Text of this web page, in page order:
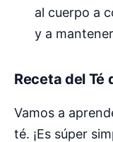
al cuerpo a
y a
Receta del Té
Vamos a
té. ¡Es súper